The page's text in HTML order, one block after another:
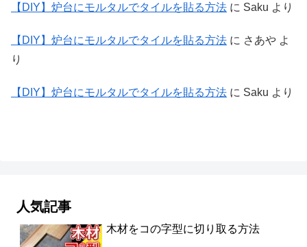
【DIY】炉台にモルタルでタイルを貼る方法 に Saku より
【DIY】炉台にモルタルでタイルを貼る方法 に さあや よ
り
【DIY】炉台にモルタルでタイルを貼る方法 に Saku より
人気記事
木材をコの字型に切り取る方法